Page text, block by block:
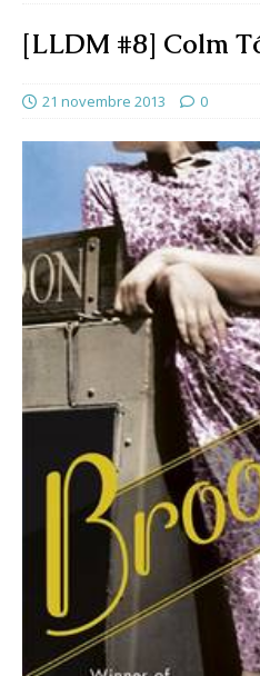
[LLDM #8] Colm
21 novembre 2013 0